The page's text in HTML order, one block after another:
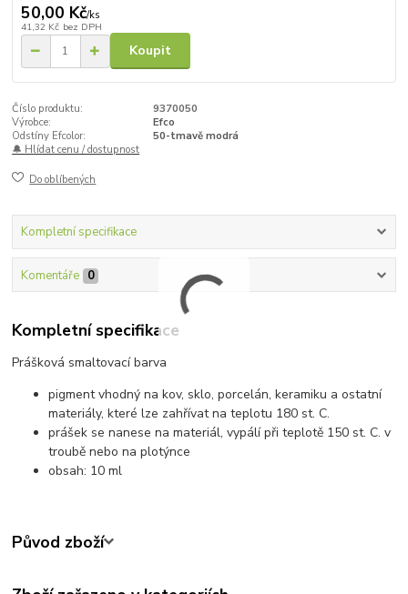
50,00 Kč/ks
41,32 Kč bez DPH
Koupit
Číslo produktu:
9370050
Výrobce:
Efco
Odstíny Efcolor:
50-tmavě modrá
🔔 Hlídat cenu / dostupnost
Do oblíbených
Kompletní specifikace
Komentáře 0
Kompletní specifikace
Prášková smaltovací barva
pigment vhodný na kov, sklo, porcelán, keramiku a ostatní
materiály, které lze zahřívat na teplotu 180 st. C.
prášek se nanese na materiál, vypálí při teplotě 150 st. C. v
troubě nebo na plotýnce
obsah: 10 ml
Původ zboží